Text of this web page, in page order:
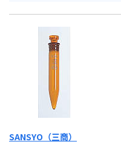
SANSYO（三商）